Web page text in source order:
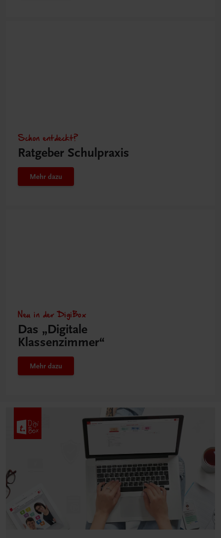
Schon entdeckt?
Ratgeber Schulpraxis
Mehr dazu
Neu in der DigiBox
Das „Digitale
Klassenzimmer“
Mehr dazu